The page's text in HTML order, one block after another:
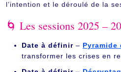
l’intention et le déroulé de la
🌀 Les sessions 2025 –
Date à définir – Pyramide
transformer les crises en